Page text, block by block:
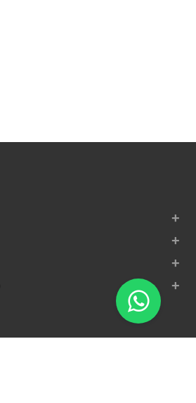
+
+
+
+